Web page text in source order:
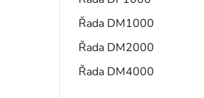
Řada DM1000
Řada DM2000
Řada DM4000